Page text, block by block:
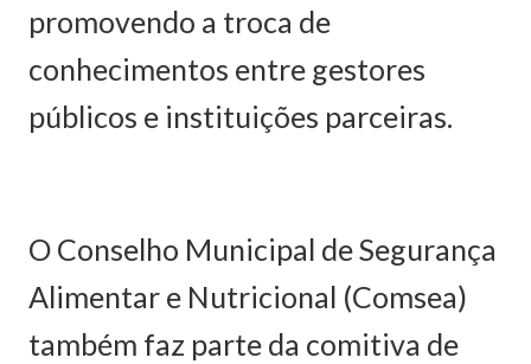
promovendo a troca de
conhecimentos entre gestores
públicos e instituições parceiras.
O Conselho Municipal de Segurança
Alimentar e Nutricional (Comsea)
também faz parte da comitiva de